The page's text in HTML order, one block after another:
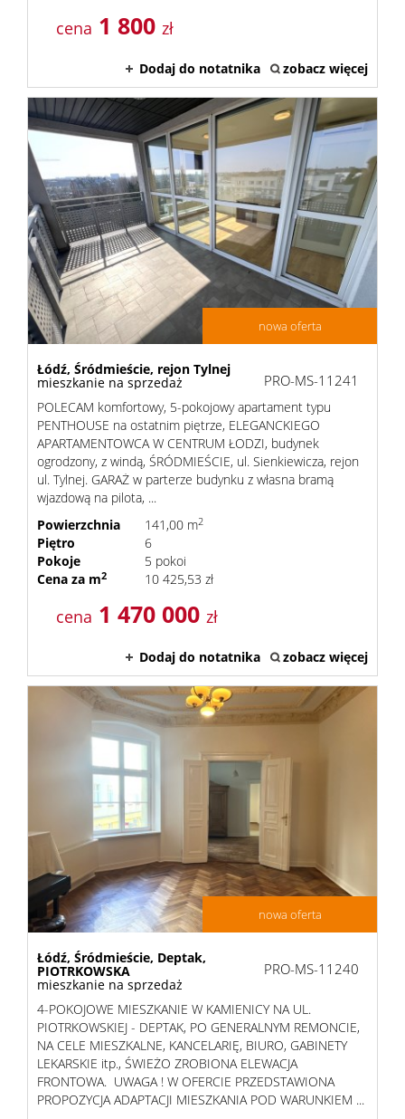
cena 1 800 zł
Dodaj do notatnika zobacz więcej
nowa oferta
Łódź, Śródmieście, rejon Tylnej
mieszkanie na sprzedaż PRO-MS-11241
POLECAM komfortowy, 5-pokojowy apartament typu
PENTHOUSE na ostatnim piętrze, ELEGANCKIEGO
APARTAMENTOWCA W CENTRUM ŁODZI, budynek
ogrodzony, z windą, ŚRÓDMIEŚCIE, ul. Sienkiewicza, rejon
ul. Tylnej. GARAŻ w parterze budynku z własna bramą
wjazdową na pilota, ...
Powierzchnia
141,00 m2
Piętro
6
Pokoje
5 pokoi
Cena za m2 10 425,53 zł
cena 1 470 000 zł
Dodaj do notatnika zobacz więcej
nowa oferta
Łódź, Śródmieście, Deptak,
PIOTRKOWSKA
mieszkanie na sprzedaż
PRO-MS-11240
4-POKOJOWE MIESZKANIE W KAMIENICY NA UL.
PIOTRKOWSKIEJ - DEPTAK, PO GENERALNYM REMONCIE,
NA CELE MIESZKALNE, KANCELARIĘ, BIURO, GABINETY
LEKARSKIE itp., ŚWIEŻO ZROBIONA ELEWACJA
FRONTOWA. UWAGA ! W OFERCIE PRZEDSTAWIONA
PROPOZYCJA ADAPTACJI MIESZKANIA POD WARUNKIEM ...